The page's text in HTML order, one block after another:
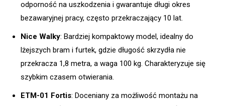
odporność na uszkodzenia i gwarantuje długi okres
bezawaryjnej pracy, często przekraczający 10 lat.
Nice Walky: Bardziej kompaktowy model, idealny do
lżejszych bram i furtek, gdzie długość skrzydła nie
przekracza 1,8 metra, a waga 100 kg. Charakteryzuje się
szybkim czasem otwierania.
ETM-01 Fortis: Doceniany za możliwość montażu na